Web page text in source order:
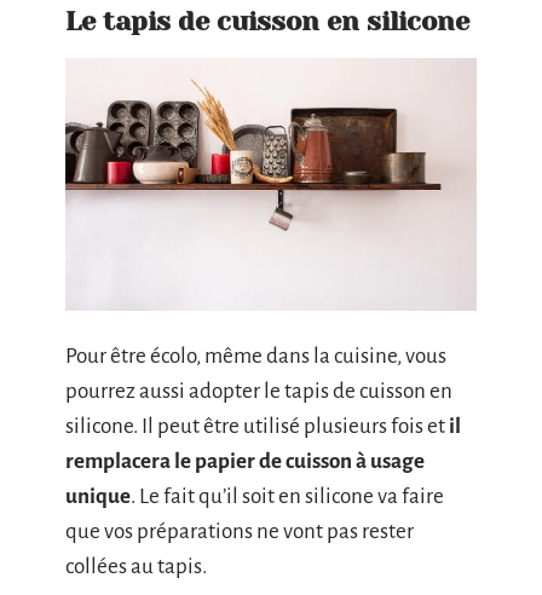
Le tapis de cuisson en silicone
Pour être écolo, même dans la cuisine, vous
pourrez aussi adopter le tapis de cuisson en
silicone. Il peut être utilisé plusieurs fois et il
remplacera le papier de cuisson à usage
unique. Le fait qu’il soit en silicone va faire
que vos préparations ne vont pas rester
collées au tapis.